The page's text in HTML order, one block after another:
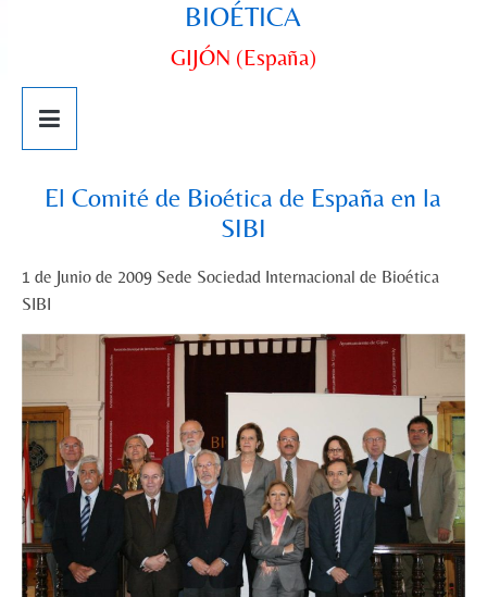
BIOÉTICA
GIJÓN (España)
El Comité de Bioética de España en la
SIBI
1 de Junio de 2009 Sede Sociedad Internacional de Bioética
SIBI